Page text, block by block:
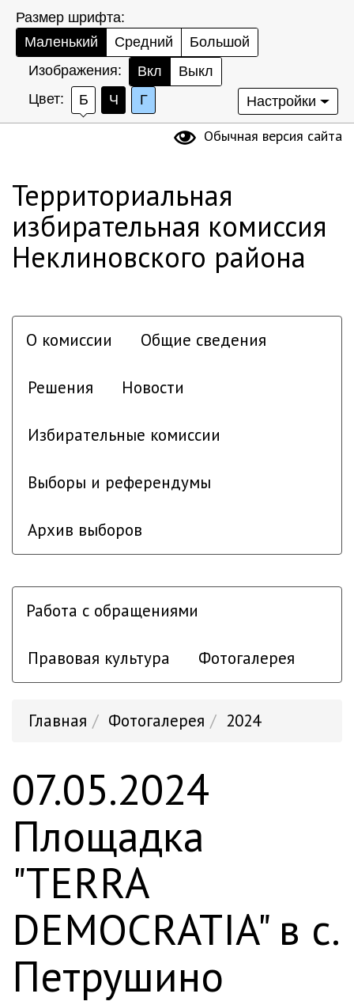
Размер шрифта:
Маленький
Средний
Большой
Изображения:
Вкл
Выкл
Цвет:
Б Ч Г Настройки
Обычная версия сайта
Территориальная
избирательная комиссия
Неклиновского района
О комиссии Общие сведения
Решения Новости
Избирательные комиссии
Выборы и референдумы
Архив выборов
Работа с обращениями
Правовая культура Фотогалерея
Главная Фотогалерея 2024
07.05.2024
Площадка
"TERRA
DEMOCRATIA" в с.
Петрушино